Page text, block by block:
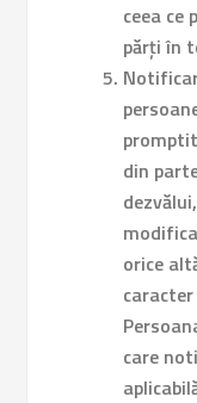
ceea ce
părți în
din
orice
care